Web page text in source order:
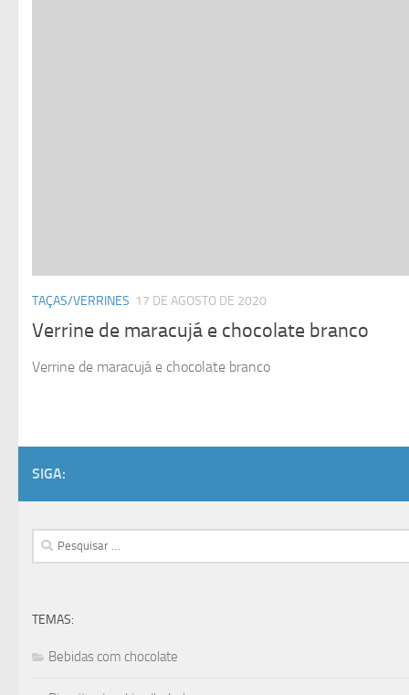
TAÇAS/VERRINES 17 DE AGOSTO DE 2020
Verrine de maracujá e chocolate branco
Verrine de maracujá e chocolate branco
SIGA:
Pesquisar
por:
TEMAS:
Bebidas com chocolate